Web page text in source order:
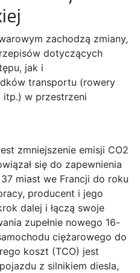
zachodzą zmiany,
dotyczących
jak i
transportu (rowery
w przestrzeni
zmniejszenie emisji CO2
się do zapewnienia
miast we Francji do roku
producent i jego
dalej i łączą swoje
zupełnie nowego 16-
ciężarowego do
koszt (TCO) jest
z silnikiem diesla,